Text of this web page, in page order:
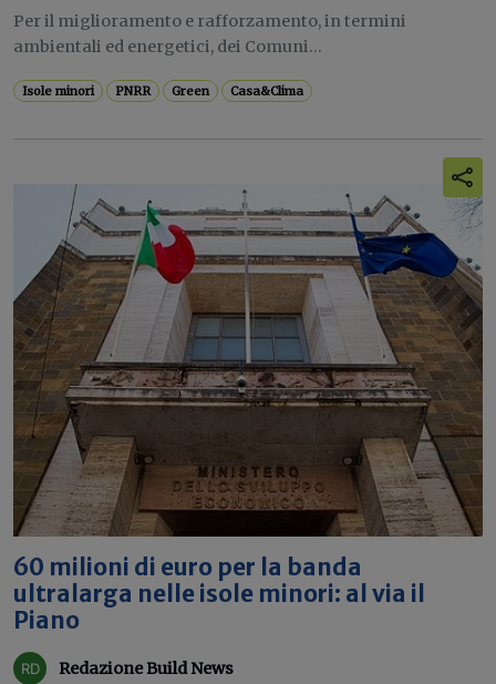
Per il miglioramento e rafforzamento, in termini
ambientali ed energetici, dei Comuni...
Isole minori PNRR Green Casa&Clima
60 milioni di euro per la banda
ultralarga nelle isole minori: al via il
Piano
Redazione Build News